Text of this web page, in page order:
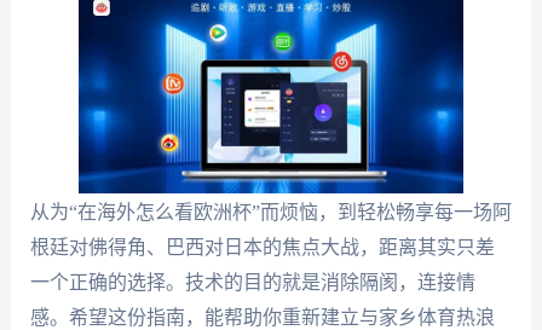
从为“在海外怎么看欧洲杯”而烦恼，到轻松畅享每一场阿
根廷对佛得角、巴西对日本的焦点大战，距离其实只差
一个正确的选择。技术的目的就是消除隔阂，连接情
感。希望这份指南，能帮助你重新建立与家乡体育热浪